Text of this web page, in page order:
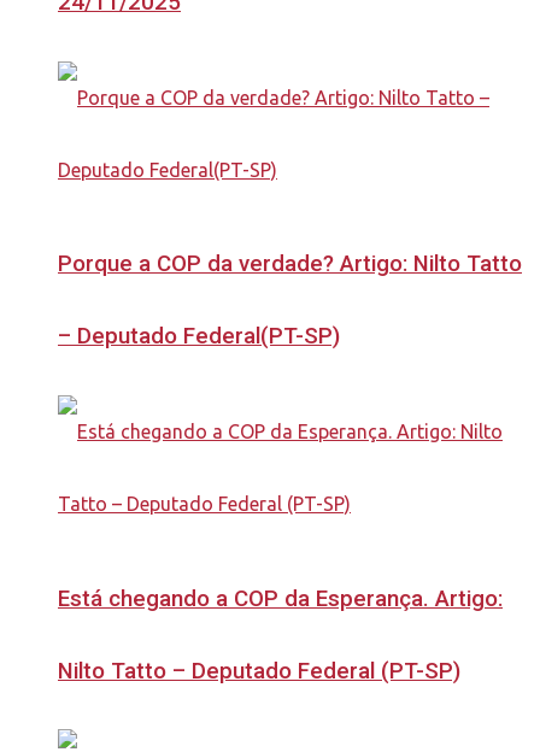
Porque a COP da verdade? Artigo: Nilto Tatto
– Deputado Federal(PT-SP)
Está chegando a COP da Esperança. Artigo:
Nilto Tatto – Deputado Federal (PT-SP)